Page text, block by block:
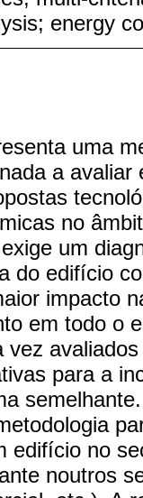
energy
uma
a
no
um
do edifício
impacto
em todo o
vez
para a
edifício no
noutros